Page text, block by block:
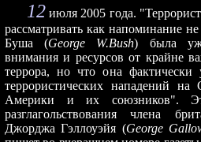
12июля 2005 года.
рассматривать как напоминание
Буша (George W.Bush) была
внимания и ресурсов от крайне
террора, но что она фактически
террористических нападений
Америки и их союзников".
разглагольствования члена
Джорджа Гэллоуэйя (George